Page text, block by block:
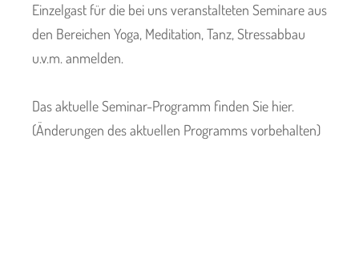
Einzelgast für die bei uns veranstalteten Seminare aus
den Bereichen Yoga, Meditation, Tanz, Stressabbau
u.v.m. anmelden.
Das aktuelle Seminar-Programm finden Sie hier.
(Änderungen des aktuellen Programms vorbehalten)